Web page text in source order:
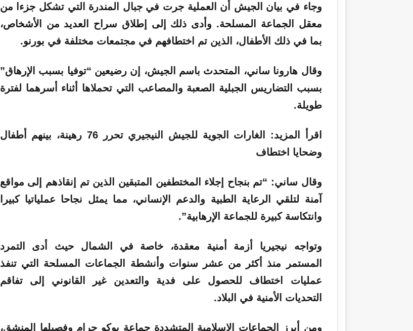
ي
ا
وجاء في بيان الجيش أن العملية جرت في جبال المندرة التي تشكل جزءا من
معقل الجماعة المسلحة. وأدى ذلك إلى إطلاق سراح العديد من الأشخاص،
بما في ذلك الأطفال، الذين تم اختطافهم في مجتمعات مختلفة في بورنو.
وقال هارونا ساني، المتحدث باسم الجيش، إن رضيعين “توفيا بسبب الإرهاق”
بسبب التضاريس الجبلية الصعبة والمصاعب التي تحملاها أثناء أسرهما لفترة
طويلة.
اقرأ المزيد:
الغارات الجوية للجيش النيجيري تحرر 76 رهينة، بينهم أطفال
وضحايا اختطاف
وقال ساني: “تم بنجاح إجلاء المختطفين المتبقين الذين تم إنقاذهم إلى مواقع
آمنة لتلقي الرعاية الطبية والدعم الإنساني، مما يمثل نجاحا عملياتيا كبيرا
وانتكاسة كبيرة للجماعة الإرهابية”.
وتواجه نيجيريا أزمة أمنية معقدة، خاصة في الشمال حيث أدى التمرد
المستمر منذ أكثر من عشر سنوات وأنشطة الجماعات المسلحة التي تنفذ
عمليات اختطاف للحصول على فدية والتعدين غير القانوني إلى تفاقم
التحديات الأمنية في البلاد.
ومن أبرز الجماعات الإسلامية المتشددة جماعة بوكو حرام وفصيلها المنشق،